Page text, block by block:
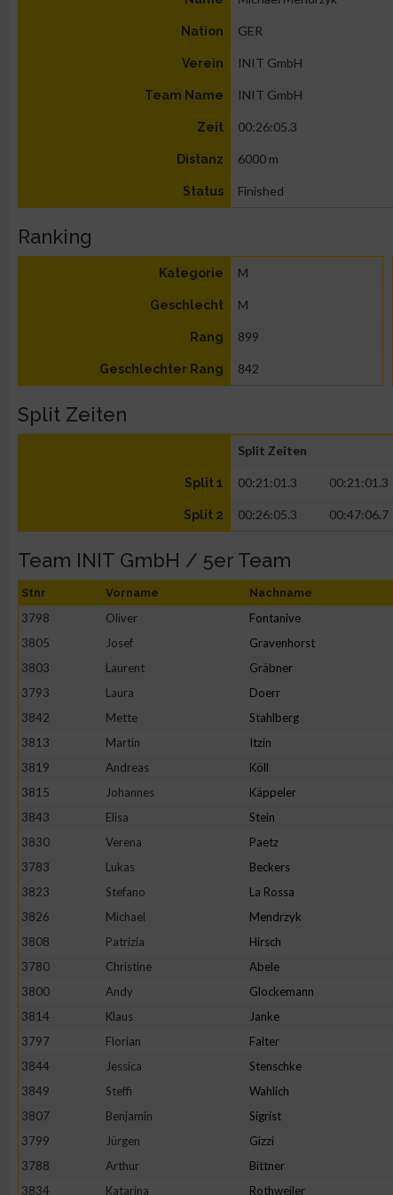
Nation GER
Verein INIT GmbH
Team Name INIT GmbH
Zeit 00:26:05.3
Distanz 6000 m
Status Finished
Ranking
Kategorie M
Geschlecht M
Rang 899
Geschlechter Rang 842
Split Zeiten
Split Zeiten
Split 1 00:21:01.3 00:21:01.3
Split 2 00:26:05.3 00:47:06.7
Team INIT GmbH / 5er Team
Stnr Vorname Nachname
3798 Oliver Fontanive
3805
Josef Gravenhorst
3803
Laurent Gräbner
3793
Laura Doerr
3842
Mette Stahlberg
3813
Martin Itzin
3819
Andreas Köll
3815
Johannes Käppeler
3843
Elisa Stein
3830
Verena Paetz
3783
Lukas Beckers
3823
Stefano La Rossa
3826
Michael Mendrzyk
3808
Patrizia Hirsch
3780
Christine Abele
3800
Andy Glockemann
3814
Klaus Janke
3797
Florian Falter
3844
Jessica Stenschke
3849
Steffi Wahlich
3807
Benjamin Sigrist
3799
Jürgen Gizzi
3788
Arthur Bittner
3834
Katarina Rothweiler